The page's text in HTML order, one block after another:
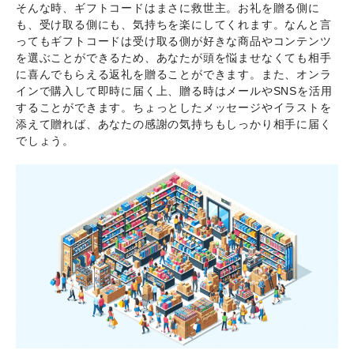
そんな時、ギフトコードはまさに救世主。お礼を贈る側に
も、受け取る側にも、気持ちを楽にしてくれます。なんと言
ってもギフトコードは受け取る側が好きな商品やコンテンツ
を選ぶことができるため、あなたが頭を悩ませなくても相手
に喜んでもらえる返礼を贈ることができます。また、オンラ
インで購入して即時に届く上、贈る時はメールやSNSを活用
することができます。ちょっとしたメッセージやイラストを
添えて贈れば、あなたの感謝の気持ちもしっかり相手に届く
でしょう。